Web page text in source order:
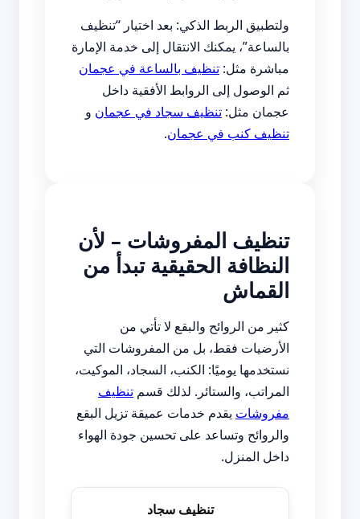
ولتطبيق الربط الذكي: بعد اختيار “تنظيف
بالساعة”، يمكنك الانتقال إلى خدمة الإمارة
مباشرة مثل: تنظيف بالساعة في عجمان
ثم الوصول إلى الروابط الأفقية داخل
عجمان مثل: تنظيف سجاد في عجمان و
تنظيف كنب في عجمان.
تنظيف المفروشات – لأن
النظافة الحقيقية تبدأ من
القماش
كثير من الروائح والبقع لا تأتي من
الأرضيات فقط، بل من المفروشات التي
نستخدمها يوميًا: الكنب، السجاد، الموكيت،
المراتب، والستائر. لذلك قسم تنظيف
مفروشات يقدم خدمات عميقة تزيل البقع
والروائح وتساعد على تحسين جودة الهواء
داخل المنزل.
تنظيف سجاد